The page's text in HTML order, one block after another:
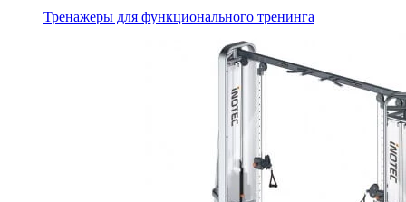
Тренажеры для функционального тренинга